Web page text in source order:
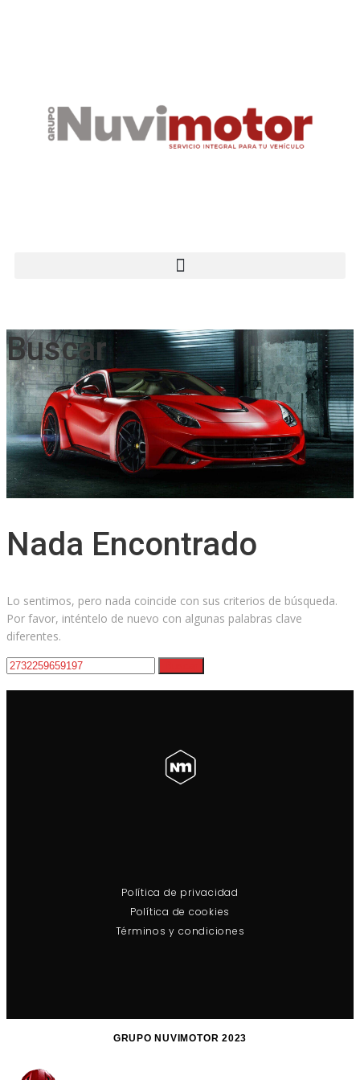
Buscar
Nada Encontrado
Lo sentimos, pero nada coincide con sus criterios de búsqueda.
Por favor, inténtelo de nuevo con algunas palabras clave
diferentes.
Política de privacidad
Política de cookies
Términos y condiciones
GRUPO NUVIMOTOR 2023